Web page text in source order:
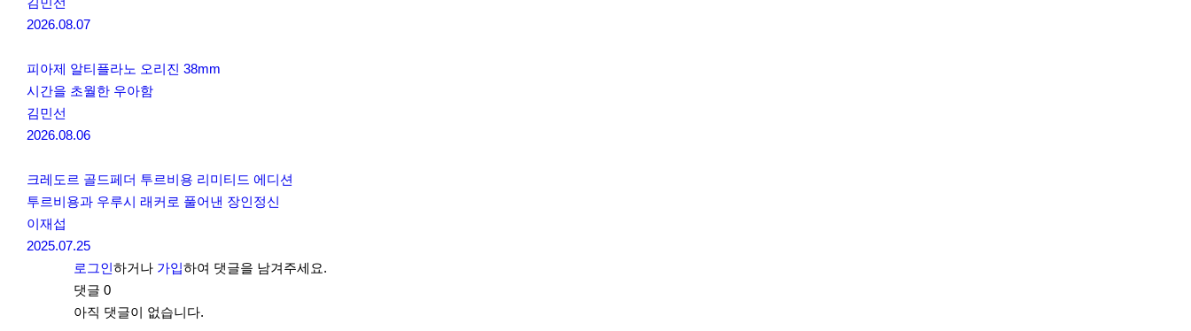
2026.08.07
피아제 알티플라노 오리진 38mm
시간을 초월한 우아함
김민선
2026.08.06
크레도르 골드페더 투르비용 리미티드 에디션
투르비용과 우루시 래커로 풀어낸 장인정신
이재섭
2025.07.25
로그인하거나 가입하여 댓글을 남겨주세요.
댓글 0
아직 댓글이 없습니다.